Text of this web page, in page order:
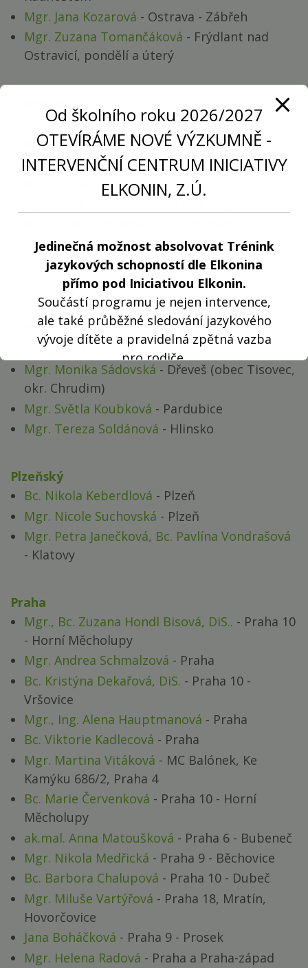
Mgr. Jana Kozarová - Ostrava - Zábřeh
Mgr. Zuzana Tomančáková - Frýdlant nad
Ostravicí, pondělí a úterý
Bc. Daniela Janišová - Olomouc
Mgr. Radka Dolečková- Olomouc
Mgr. Michaela Nadymáčková- Olomouc
Mgr. Lenka Macíčková- Polom
- Týn nad Bečvou
Hranic)
Pardubický
Mgr., Bc. Zuzana Hondl Bisová, DiS.- Litomyšl
Bc., MBA, Lucie Kudláčková- Chrudim
Bc., MBA, Lucie Kudláčková- Pardubice
Mgr. Monika Sádovská - Dřeveš (obec Tisovec,
okr. Chrudim)
Mgr. Světla Koubková - Pardubice
Mgr. Tereza Soldánová - Hlinsko
Plzeňský
Bc. Nikola Keberdlová - Plzeň
Mgr. Nicole Suchovská - Plzeň
Mgr. Petra Janečková, Bc. Pavlína Vondrašová
- Klatovy
Praha
Mgr., Bc. Zuzana Hondl Bisová, DiS.. - Praha 10
- Horní Měcholupy
Mgr. Andrea Schmalzová - Praha
Bc. Kristýna Dekařová, DiS. - Praha 10 -
Vršovice
Mgr., Ing. Alena Hauptmanová - Praha
Bc. Viktorie Kadlecová - Praha
Mgr. Martina Vitáková - MC Balónek, Ke
Kamýku 686/2, Praha 4
Bc. Marie Červenková - Praha 10 - Horní
Měcholupy
ak.mal. Anna Matoušková - Praha 6 - Bubeneč
Mgr. Nikola Medřická - Praha 9 - Běchovice
Bc. Barbora Chalupová - Praha 10 - Dubeč
Mgr. Miluše Vartýřová - Praha 18, Mratín,
Hovorčovice
Jana Boháčková - Praha 9 - Prosek
Mgr. Helena Radová - Praha a Praha-západ
Od školního roku 2026/2027
OTEVÍRÁME NOVÉ VÝZKUMNĚ -
INTERVENČNÍ CENTRUM INICIATIVY
ELKONIN, Z.Ú.
Jedinečná možnost absolvovat Trénink
jazykových schopností dle Elkonina
přímo pod Iniciativou Elkonin.
Součástí programu je nejen intervence,
ale také průběžné sledování jazykového
vývoje dítěte a pravidelná zpětná vazba
pro rodiče.
Více informacízde